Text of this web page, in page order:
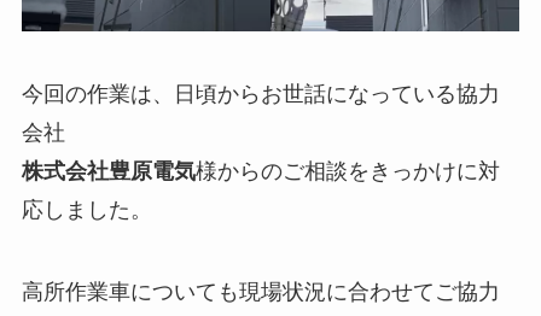
今回の作業は、日頃からお世話になっている協力
会社
株式会社豊原電気様からのご相談をきっかけに対
応しました。
高所作業車についても現場状況に合わせてご協力